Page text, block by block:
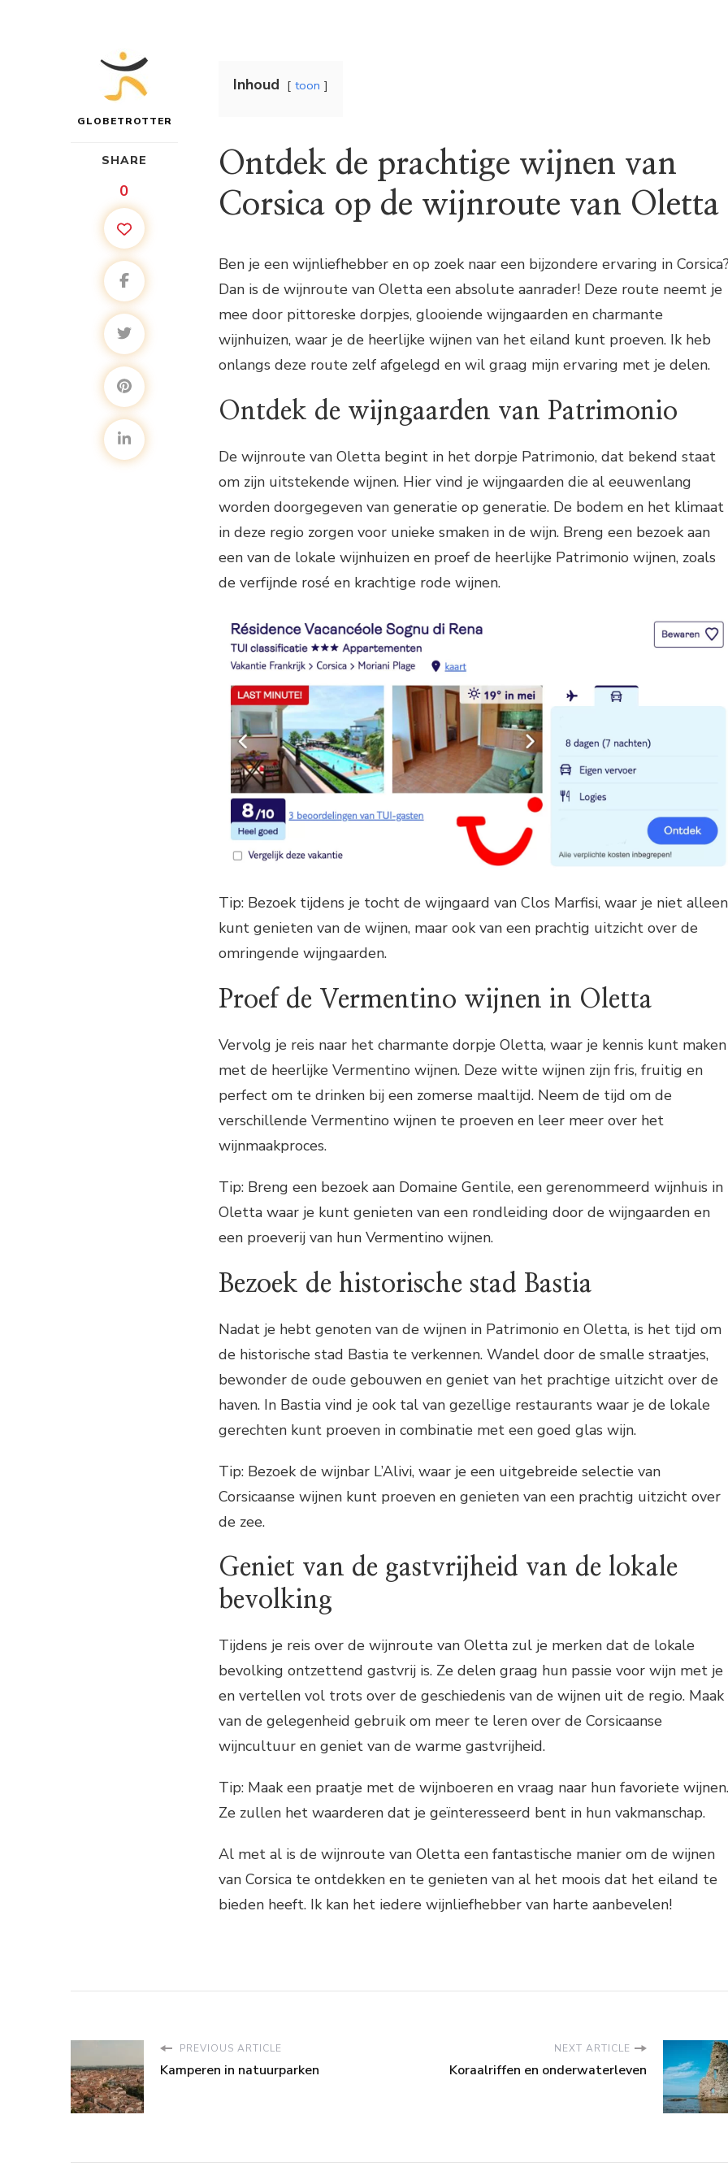
GLOBETROTTER
SHARE
0
Inhoud toon
Ontdek de prachtige wijnen van
Corsica op de wijnroute van Oletta
Ben je een wijnliefhebber en op zoek naar een bijzondere ervaring in
Dan is de wijnroute van Oletta een absolute aanrader! Deze route neemt je
mee door pittoreske dorpjes, glooiende wijngaarden en charmante
wijnhuizen, waar je de heerlijke wijnen van het eiland kunt proeven. Ik heb
onlangs deze route zelf afgelegd en wil graag mijn ervaring met je delen.
Ontdek de wijngaarden van Patrimonio
De wijnroute van Oletta begint in het dorpje Patrimonio, dat bekend staat
om zijn uitstekende wijnen. Hier vind je wijngaarden die al eeuwenlang
worden doorgegeven van generatie op generatie. De bodem en het klimaat
in deze regio zorgen voor unieke smaken in de wijn. Breng een bezoek aan
een van de lokale wijnhuizen en proef de heerlijke Patrimonio wijnen, zoals
de verfijnde rosé en krachtige rode wijnen.
Tip: Bezoek tijdens je tocht de wijngaard van Clos Marfisi, waar je niet alleen
kunt genieten van de wijnen, maar ook van een prachtig uitzicht over de
omringende wijngaarden.
Proef de Vermentino wijnen in Oletta
Vervolg je reis naar het charmante dorpje Oletta, waar je kennis kunt maken
met de heerlijke Vermentino wijnen. Deze witte wijnen zijn fris, fruitig en
perfect om te drinken bij een zomerse maaltijd. Neem de tijd om de
verschillende Vermentino wijnen te proeven en leer meer over het
wijnmaakproces.
Tip: Breng een bezoek aan Domaine Gentile, een gerenommeerd wijnhuis in
Oletta waar je kunt genieten van een rondleiding door de wijngaarden en
een proeverij van hun Vermentino wijnen.
Bezoek de historische stad Bastia
Nadat je hebt genoten van de wijnen in Patrimonio en Oletta, is het tijd om
de historische stad Bastia te verkennen. Wandel door de smalle straatjes,
bewonder de oude gebouwen en geniet van het prachtige uitzicht over de
haven. In Bastia vind je ook tal van gezellige restaurants waar je de lokale
gerechten kunt proeven in combinatie met een goed glas wijn.
Tip: Bezoek de wijnbar L’Alivi, waar je een uitgebreide selectie van
Corsicaanse wijnen kunt proeven en genieten van een prachtig uitzicht over
de zee.
Geniet van de gastvrijheid van de lokale
bevolking
Tijdens je reis over de wijnroute van Oletta zul je merken dat de lokale
bevolking ontzettend gastvrij is. Ze delen graag hun passie voor wijn met je
en vertellen vol trots over de geschiedenis van de wijnen uit de regio. Maak
van de gelegenheid gebruik om meer te leren over de Corsicaanse
wijncultuur en geniet van de warme gastvrijheid.
Tip: Maak een praatje met de wijnboeren en vraag naar hun favoriete wijnen.
Ze zullen het waarderen dat je geïnteresseerd bent in hun vakmanschap.
Al met al is de wijnroute van Oletta een fantastische manier om de wijnen
van Corsica te ontdekken en te genieten van al het moois dat het eiland te
bieden heeft. Ik kan het iedere wijnliefhebber van harte aanbevelen!
PREVIOUS ARTICLE
Kamperen in natuurparken
NEXT ARTICLE
Koraalriffen en onderwaterleven